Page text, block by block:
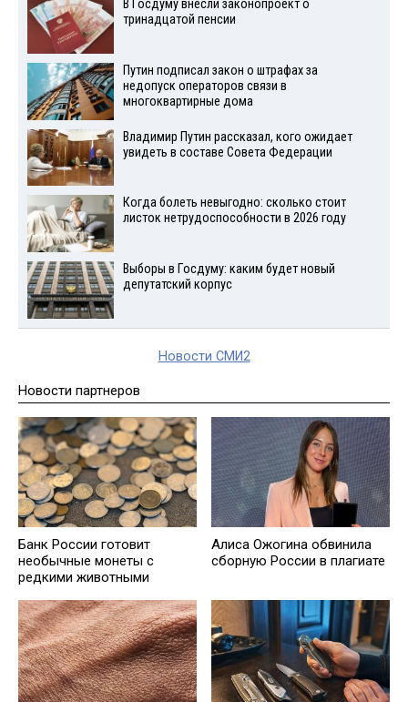
В Госдуму внесли законопроект о
тринадцатой пенсии
Путин подписал закон о штрафах за
недопуск операторов связи в
многоквартирные дома
Владимир Путин рассказал, кого ожидает
увидеть в составе Совета Федерации
Когда болеть невыгодно: сколько стоит
листок нетрудоспособности в 2026 году
Выборы в Госдуму: каким будет новый
депутатский корпус
Новости СМИ2
Новости партнеров
Банк России готовит
необычные монеты с
редкими животными
Алиса Ожогина обвинила
сборную России в плагиате